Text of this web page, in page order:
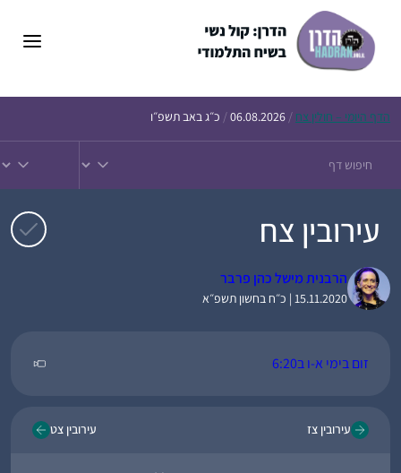
הדף היומי – חולין צח /
06.08.2026
/ כ״ג באב תשפ״ו
עירובין צח
הרבנית מישל כהן פרבר
15.11.2020 | כ״ח בחשון תשפ״א
זום בימי א-ו ב6:20
עירובין צז עירובין צט